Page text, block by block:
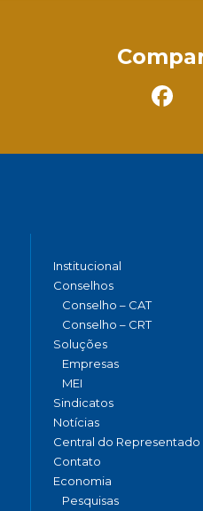
Institucional
Conselhos
Conselho – CAT
Conselho – CRT
Soluções
Empresas
MEI
Sindicatos
Notícias
Central do Representado
Contato
Economia
Pesquisas